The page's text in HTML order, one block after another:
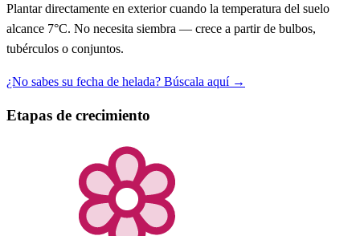
Plantar directamente en exterior cuando la temperatura del suelo
alcance 7°C. No necesita siembra — crece a partir de bulbos,
tubérculos o conjuntos.
¿No sabes su fecha de helada? Búscala aquí →
Etapas de crecimiento